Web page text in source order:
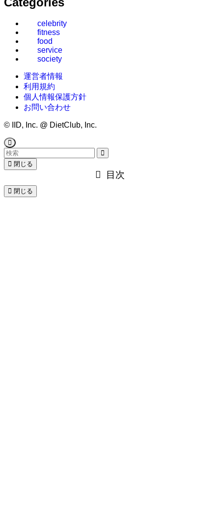
celebrity
fitness
food
service
society
運営者情報
利用規約
個人情報保護方針
お問い合わせ
© IID, Inc. @ DietClub, Inc.
閉じる
目次
閉じる